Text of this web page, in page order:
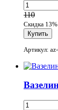
110
Скидка 13%
Артикул: